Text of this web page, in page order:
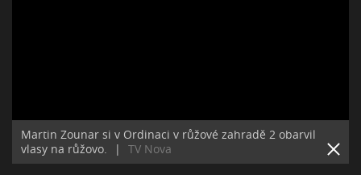
Martin Zounar si v Ordinaci v růžové zahradě 2 obarvil
vlasy na růžovo.
| TV Nova